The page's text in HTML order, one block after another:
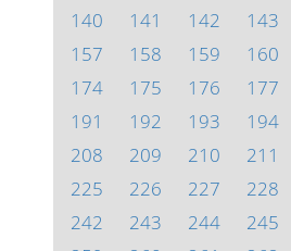
140
141 142 143
157
158 159 160
174
175 176 177
191
192 193 194
208
209 210 211
225
226 227 228
242
243 244 245